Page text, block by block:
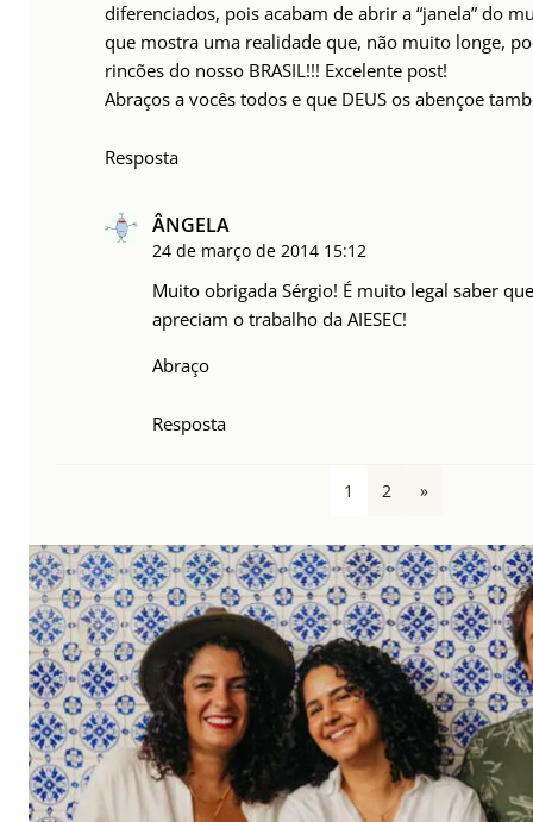
diferenciados, pois acabam de abrir a “janela” do
que mostra uma realidade que, não muito longe,
rincões do nosso BRASIL!!! Excelente post!
Abraços a vocês todos e que DEUS os abençoe
Resposta
ÂNGELA
24 de março de 2014 15:12
Muito obrigada Sérgio! É muito legal saber
apreciam o trabalho da AIESEC!
Abraço
Resposta
1 2 »